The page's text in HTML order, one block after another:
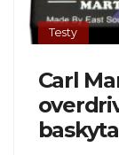
Testy
Carl